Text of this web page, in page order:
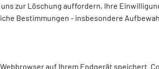
zur Löschung auffordern, Ihre
Bestimmungen - insbesondere
auf Ihrem Endgerät speichert.